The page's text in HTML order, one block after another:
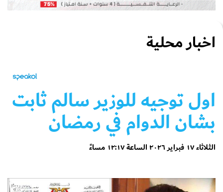
اخبار محلية
اول توجيه للوزير سالم ثابت
بشان الدوام في رمضان
الثلاثاء ١٧ فبراير ٢٠٢٦ الساعة ١٢:١٧ مساءً